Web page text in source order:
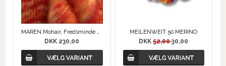
MAREN Mohair, Fredsminde Unika Design
DKK 230,00
MEILENWEIT 50 MERINO
DKK52,0030,00